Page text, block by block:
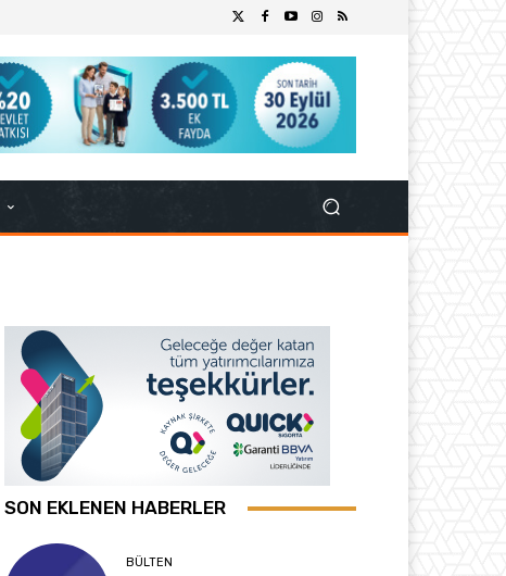
SON EKLENEN HABERLER
BÜLTEN